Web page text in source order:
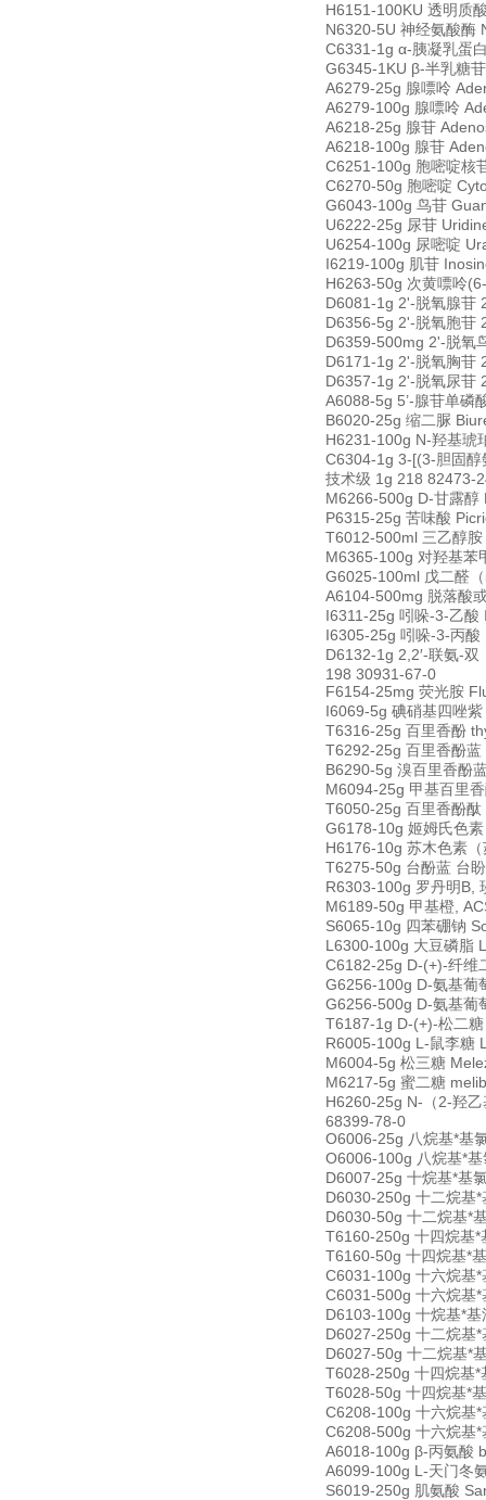
H6151-100KU 透明质
N6320-5U 神经氨酸酶
C6331-1g α-胰凝乳蛋
G6345-1KU β-半乳糖
A6279-25g 腺嘌呤
A6279-100g 腺嘌呤
A6218-25g 腺苷
A6218-100g 腺苷
C6251-100g 胞嘧啶核
C6270-50g 胞嘧啶
G6043-100g 鸟苷
U6222-25g 尿苷
U6254-100g 尿嘧啶
I6219-100g 肌苷
H6263-50g 次黄嘌呤
D6081-1g 2'-脱氧腺苷
D6356-5g 2'-脱氧胞苷
D6359-500mg 2'-脱氧
D6171-1g 2'-脱氧胸苷
D6357-1g 2'-脱氧尿苷
A6088-5g 5’-腺苷单
B6020-25g 缩二脲
H6231-100g N-羟基琥
C6304-1g 3-[(3-胆固
技术级 1g 218 82473-
M6266-500g D-甘露
P6315-25g 苦味酸
T6012-500ml 三乙醇
M6365-100g 对羟基苯
G6025-100ml 戊二醛
A6104-500mg 脱落酸
I6311-25g 吲哚-3-乙
I6305-25g 吲哚-3-丙
D6132-1g 2,2′-联氨-
198 30931-67-0
F6154-25mg 荧光胺
I6069-5g 碘硝基四唑
T6316-25g 百里香酚
T6292-25g 百里香酚
B6290-5g 溴百里香酚
M6094-25g 甲基百里
T6050-25g 百里香酚
G6178-10g 姬姆氏色
H6176-10g 苏木色素
T6275-50g 台酚蓝 台
R6303-100g 罗丹明B,
M6189-50g 甲基橙,
S6065-10g 四苯硼钠
L6300-100g 大豆磷脂
C6182-25g D-(+)-纤维
G6256-100g D-氨基葡
G6256-500g D-氨基葡
T6187-1g D-(+)-松二
R6005-100g L-鼠李糖
M6004-5g 松三糖
M6217-5g 蜜二糖
H6260-25g N-（2-羟
68399-78-0
O6006-25g 八烷基*基
O6006-100g 八烷基*
D6007-25g 十烷基*基
D6030-250g 十二烷基
D6030-50g 十二烷基*
T6160-250g 十四烷基
T6160-50g 十四烷基*
C6031-100g 十六烷基
C6031-500g 十六烷基
D6103-100g 十烷基*
D6027-250g 十二烷基
D6027-50g 十二烷基*
T6028-250g 十四烷基*
T6028-50g 十四烷基*
C6208-100g 十六烷基
C6208-500g 十六烷基
A6018-100g β-丙氨酸
A6099-100g L-天门冬
S6019-250g 肌氨酸